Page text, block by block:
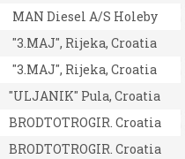
MAN Diesel A/S Holeby
"3.MAJ", Rijeka, Croatia
"3.MAJ", Rijeka, Croatia
"ULJANIK" Pula, Croatia
BRODTOTROGIR. Croatia
BRODTOTROGIR. Croatia